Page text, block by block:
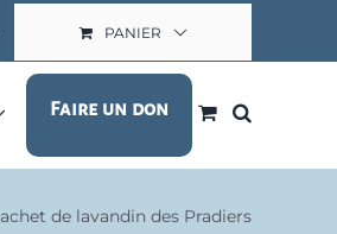
PANIER
Faire un don
de lavandin des Pradiers